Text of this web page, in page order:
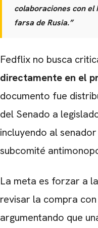
colaboraciones con el
farsa de Rusia.”
Fedflix no busca
directamente en el
documento fue
del Senado a
incluyendo al senador
subcomité
La meta es forzar a
revisar la compra
argumentando que